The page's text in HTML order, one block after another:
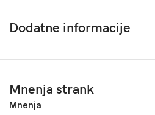
Dodatne informacije
Mnenja strank
Mnenja